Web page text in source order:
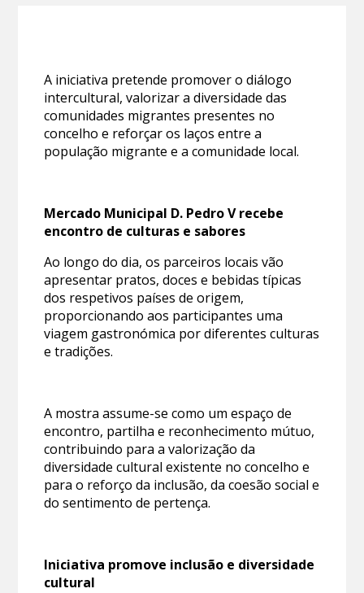
A iniciativa pretende promover o diálogo
intercultural, valorizar a diversidade das
comunidades migrantes presentes no
concelho e reforçar os laços entre a
população migrante e a comunidade local.
Mercado Municipal D. Pedro V recebe
encontro de culturas e sabores
Ao longo do dia, os parceiros locais vão
apresentar pratos, doces e bebidas típicas
dos respetivos países de origem,
proporcionando aos participantes uma
viagem gastronómica por diferentes culturas
e tradições.
A mostra assume-se como um espaço de
encontro, partilha e reconhecimento mútuo,
contribuindo para a valorização da
diversidade cultural existente no concelho e
para o reforço da inclusão, da coesão social e
do sentimento de pertença.
Iniciativa promove inclusão e diversidade
cultural